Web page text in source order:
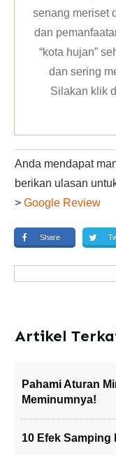
senang meriset
dan
“kota hujan”
dan sering
Silakan klik
Anda mendapat
berikan ulasan
> Google Review
Share
Artikel
Pahami Aturan
Meminumnya!
10 Efek